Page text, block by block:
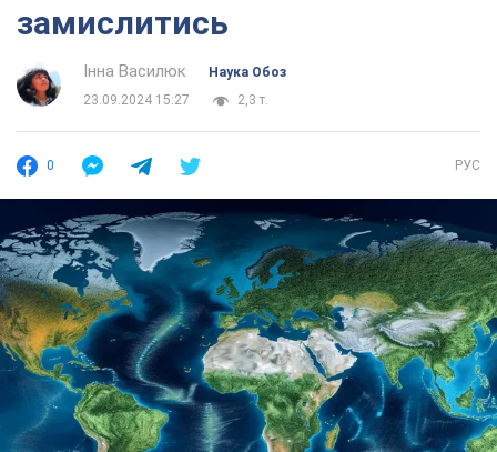
замислитись
Інна Василюк
Наука Обоз
23.09.2024 15:27
2,3 т.
0 РУС